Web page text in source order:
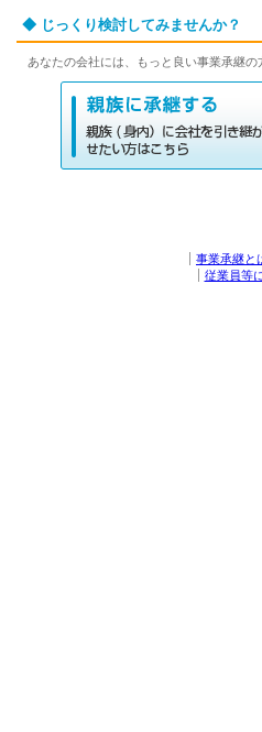
◆ じっくり検討してみませんか？
あなたの会社には、もっと良い事業承継
事業承継と
従業員等